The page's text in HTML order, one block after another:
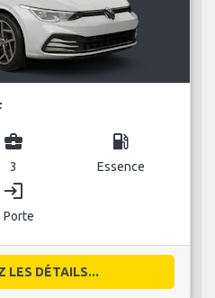
business_center
3
local_gas_station
Essence
login
Porte
LES DÉTAILS...